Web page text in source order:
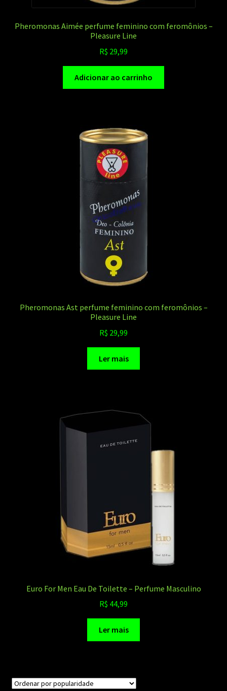
Pheromonas Aimée perfume feminino com feromônios –
Pleasure Line
R$ 29,99
Adicionar ao carrinho
Pheromonas Ast perfume feminino com feromônios –
Pleasure Line
R$ 29,99
Ler mais
Euro For Men Eau De Toilette – Perfume Masculino
R$ 44,99
Ler mais